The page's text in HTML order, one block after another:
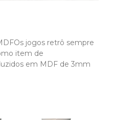
jogos retrô sempre
item de
em MDF de 3mm